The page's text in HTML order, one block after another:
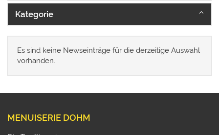
Kategorie
Es sind keine Newseinträge für die derzeitige Auswahl
vorhanden.
MENUISERIE DOHM